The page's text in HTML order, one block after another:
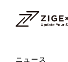
ニュース